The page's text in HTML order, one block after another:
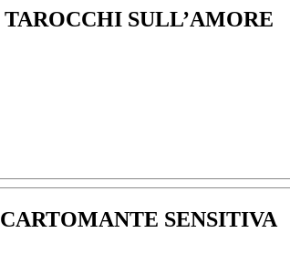
TAROCCHI SULL’AMORE
CARTOMANTE SENSITIVA